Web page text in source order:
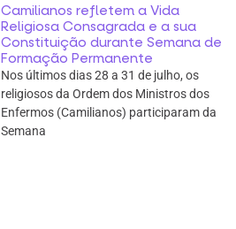
Camilianos refletem a Vida
Religiosa Consagrada e a sua
Constituição durante Semana de
Formação Permanente
Nos últimos dias 28 a 31 de julho, os
religiosos da Ordem dos Ministros dos
Enfermos (Camilianos) participaram da
Semana